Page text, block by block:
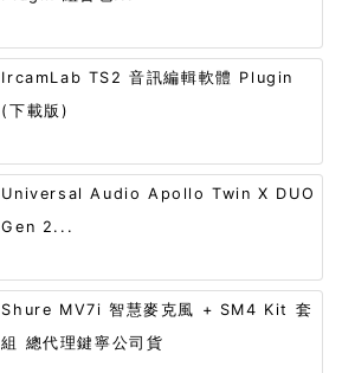
IrcamLab TS2 音訊編輯軟體 Plugin
(下載版)
Universal Audio Apollo Twin X DUO
Gen 2...
Shure MV7i 智慧麥克風 + SM4 Kit 套
組 總代理鍵寧公司貨